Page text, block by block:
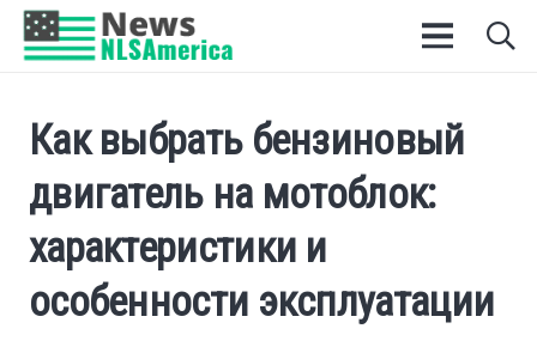
Как выбрать бензиновый
двигатель на мотоблок:
характеристики и
особенности эксплуатации